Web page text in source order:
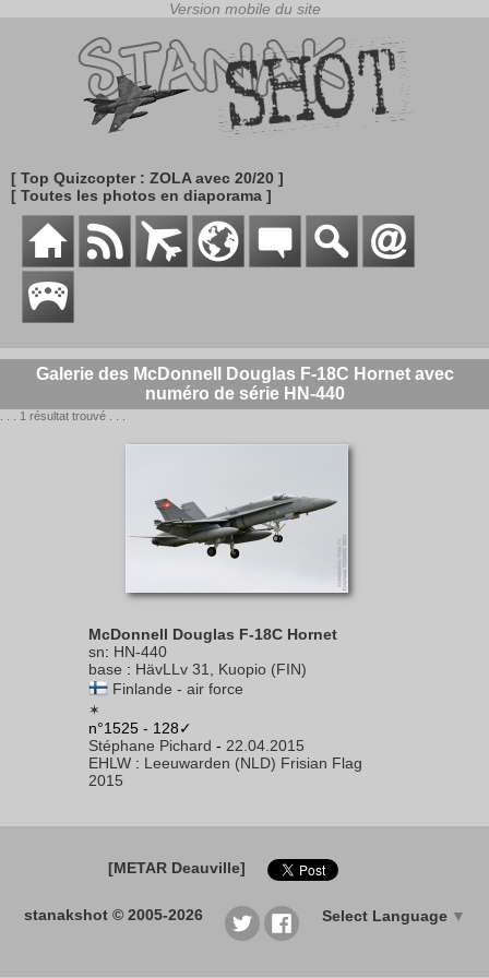
[ Top Quizcopter : ZOLA avec 20/20 ]
[ Toutes les photos en diaporama ]
Galerie des McDonnell Douglas F-18C Hornet avec
numéro de série HN-440
. . . 1 résultat trouvé . . .
McDonnell Douglas F-18C Hornet
sn: HN-440
base : HävLLv 31, Kuopio (FIN)
Finlande - air force
✶
n°1525 - 128✓
Stéphane Pichard - 22.04.2015
EHLW : Leeuwarden (NLD) Frisian Flag
2015
[METAR Deauville]
stanakshot © 2005-2026 Select Language ▼